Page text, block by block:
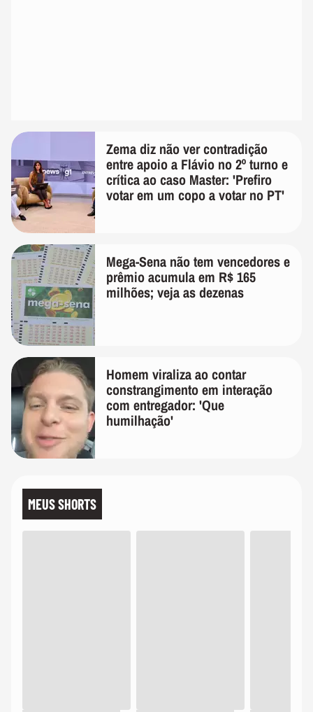
Zema diz não ver contradição
entre apoio a Flávio no 2º turno e
crítica ao caso Master: 'Prefiro
votar em um copo a votar no PT'
Mega-Sena não tem vencedores e
prêmio acumula em R$ 165
milhões; veja as dezenas
Homem viraliza ao contar
constrangimento em interação
com entregador: 'Que
humilhação'
MEUS SHORTS